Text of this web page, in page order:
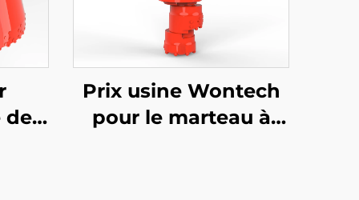
de
Prix usine Wontech
pour le marteau à